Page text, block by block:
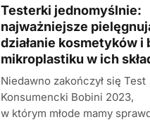
Testerki jednomyślnie:
najważniejsze
działanie kosmetyków i
mikroplastiku w ich
Niedawno zakończył się Test
Konsumencki Bobini 2023,
w którym młode mamy